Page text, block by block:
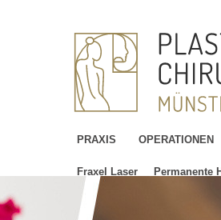
PRAXIS OPERATIONEN
Fraxel Laser Permanente